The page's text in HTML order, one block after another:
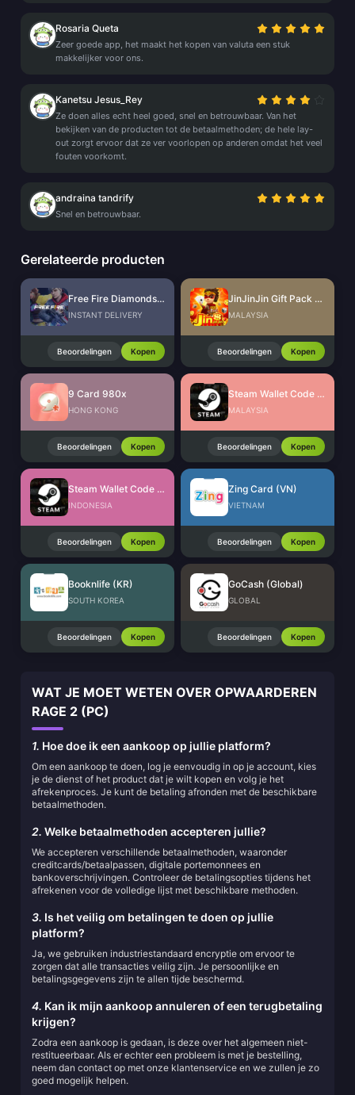
Rosaria Queta
Zeer goede app, het maakt het kopen van valuta een stuk
makkelijker voor ons.
Kanetsu Jesus_Rey
Ze doen alles echt heel goed, snel en betrouwbaar. Van het
bekijken van de producten tot de betaalmethoden; de hele lay-
out zorgt ervoor dat ze ver voorlopen op anderen omdat het veel
fouten voorkomt.
andraina tandrify
Snel en betrouwbaar.
Gerelateerde producten
Free Fire Diamonds EU + TR
INSTANT DELIVERY
Beoordelingen Kopen
JinJinJin Gift Pack Redeem Code
MALAYSIA
Beoordelingen Kopen
9 Card 980x
HONG KONG
Beoordelingen Kopen
Steam Wallet Code (MYR)
MALAYSIA
Beoordelingen Kopen
Steam Wallet Code (IDR)
INDONESIA
Beoordelingen Kopen
Zing Card (VN)
VIETNAM
Beoordelingen Kopen
Booknlife (KR)
SOUTH KOREA
Beoordelingen Kopen
GoCash (Global)
GLOBAL
Beoordelingen Kopen
WAT JE MOET WETEN OVER OPWAARDEREN
RAGE 2 (PC)
1. Hoe doe ik een aankoop op jullie platform?
Om een aankoop te doen, log je eenvoudig in op je account, kies
je de dienst of het product dat je wilt kopen en volg je het
afrekenproces. Je kunt de betaling afronden met de beschikbare
betaalmethoden.
2. Welke betaalmethoden accepteren jullie?
We accepteren verschillende betaalmethoden, waaronder
creditcards/betaalpassen, digitale portemonnees en
bankoverschrijvingen. Controleer de betalingsopties tijdens het
afrekenen voor de volledige lijst met beschikbare methoden.
3. Is het veilig om betalingen te doen op jullie
platform?
Ja, we gebruiken industriestandaard encryptie om ervoor te
zorgen dat alle transacties veilig zijn. Je persoonlijke en
betalingsgegevens zijn te allen tijde beschermd.
4. Kan ik mijn aankoop annuleren of een terugbetaling
krijgen?
Zodra een aankoop is gedaan, is deze over het algemeen niet-
restitueerbaar. Als er echter een probleem is met je bestelling,
neem dan contact op met onze klantenservice en we zullen je zo
goed mogelijk helpen.